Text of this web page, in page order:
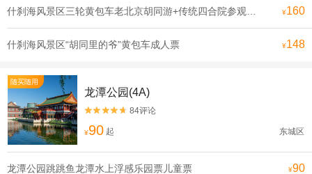
¥160
什刹海风景区“胡同里的爷”黄包车成人票 ¥148
随买随用
龙潭公园(4A)

 84评论
¥90 起 东城区
龙潭公园跳跳鱼龙潭水上浮感乐园票儿童票 ¥90